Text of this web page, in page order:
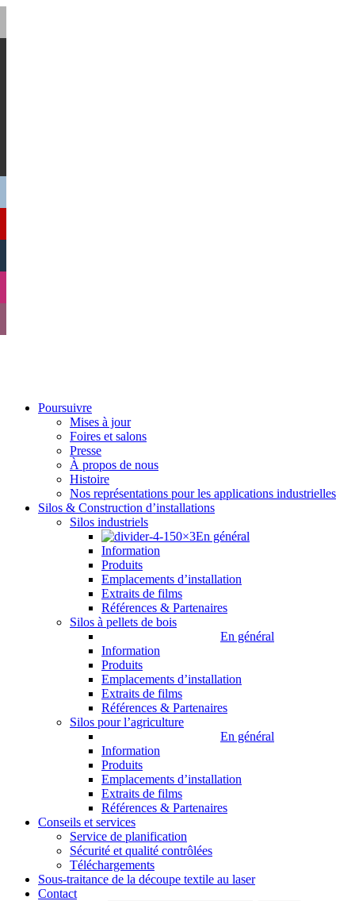
Poursuivre
Mises à jour
Foires et salons
Presse
À propos de nous
Histoire
Nos représentations pour les applications industrielles
Silos & Construction d’installations
Silos industriels
En général
Information
Produits
Emplacements d’installation
Extraits de films
Références & Partenaires
Silos à pellets de bois
En général
Information
Produits
Emplacements d’installation
Extraits de films
Références & Partenaires
Silos pour l’agriculture
En général
Information
Produits
Emplacements d’installation
Extraits de films
Références & Partenaires
Conseils et services
Service de planification
Sécurité et qualité contrôlées
Téléchargements
Sous-traitance de la découpe textile au laser
Contact